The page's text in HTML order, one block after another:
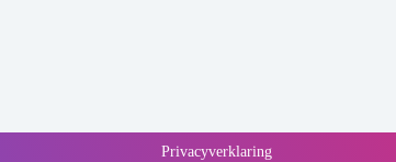
Privacyverklaring